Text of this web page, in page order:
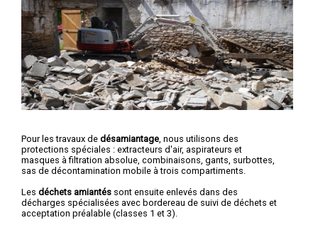
Pour les travaux de désamiantage , nous utilisons des
protections spéciales : extracteurs d'air, aspirateurs et
masques à filtration absolue, combinaisons, gants, surbottes,
sas de décontamination mobile à trois compartiments.
Les déchets amiantés sont ensuite enlevés dans des
décharges spécialisées avec bordereau de suivi de déchets et
acceptation préalable (classes 1 et 3).